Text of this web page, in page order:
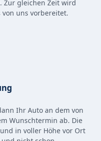
Zur gleichen Zeit wird
uns vorbereitet.
Ihr Auto an dem von
Wunschtermin ab. Die
in voller Höhe vor Ort